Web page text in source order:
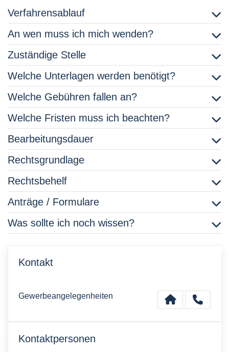
Verfahrensablauf
An wen muss ich mich wenden?
Zuständige Stelle
Welche Unterlagen werden benötigt?
Welche Gebühren fallen an?
Welche Fristen muss ich beachten?
Bearbeitungsdauer
Rechtsgrundlage
Rechtsbehelf
Anträge / Formulare
Was sollte ich noch wissen?
Kontakt
Gewerbeangelegenheiten
Kontaktpersonen